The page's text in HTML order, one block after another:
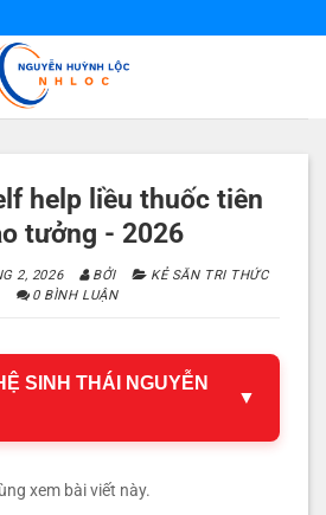
help liều thuốc tiên
tưởng - 2026
2, 2026 BỞI
KẺ SĂN TRI THỨC
0 BÌNH LUẬN
SINH THÁI NGUYỄN
▼
xem bài viết này.